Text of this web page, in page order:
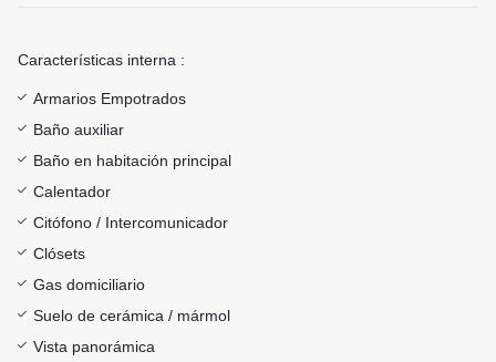
Características interna :
Armarios Empotrados
Baño auxiliar
Baño en habitación principal
Calentador
Citófono / Intercomunicador
Clósets
Gas domiciliario
Suelo de cerámica / mármol
Vista panorámica